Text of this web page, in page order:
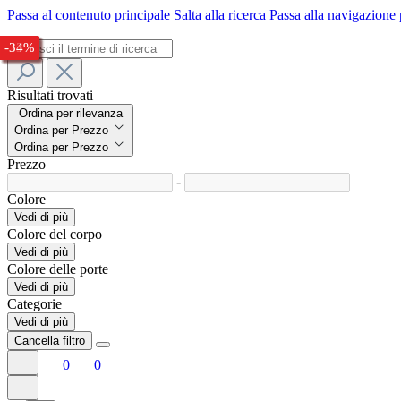
Passa al contenuto principale Salta alla ricerca Passa alla
Risultati trovati
Ordina per rilevanza
Ordina per Prezzo
Ordina per Prezzo
Prezzo
-
Colore
Vedi di più
Colore del corpo
Vedi di più
Colore delle porte
Vedi di più
Categorie
Vedi di più
Cancella filtro
0 0
-28%
-24%
-28%
-30%
-28%
-27%
-33%
-34%